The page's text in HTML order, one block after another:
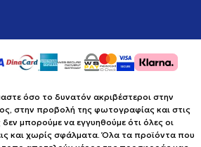
όσο το δυνατόν ακριβέστεροι στην
στην προβολή της φωτογραφίας και στις
δεν μπορούμε να εγγυηθούμε ότι όλες οι
και χωρίς σφάλματα. Όλα τα προϊόντα που